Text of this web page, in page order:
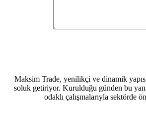
Maksim Trade, yenilikçi ve dinamik
soluk getiriyor. Kurulduğu günden bu
odaklı çalışmalarıyla sektörde